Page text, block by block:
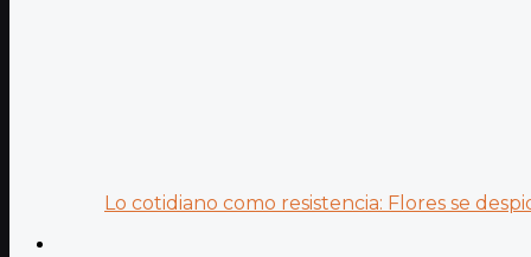
Lo cotidiano como resistencia: Flores se